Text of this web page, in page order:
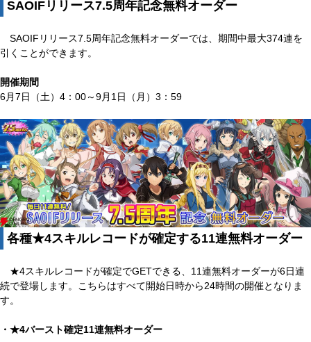
SAOIFリリース7.5周年記念無料オーダー
SAOIFリリース7.5周年記念無料オーダーでは、期間中最大374連を
引くことができます。
開催期間
6月7日（土）4：00～9月1日（月）3：59
各種★4スキルレコードが確定する11連無料オーダー
★4スキルレコードが確定でGETできる、11連無料オーダーが6日連
続で登場します。こちらはすべて開始日時から24時間の開催となりま
す。
・★4バースト確定11連無料オーダー